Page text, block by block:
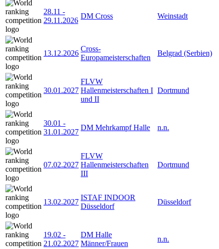
28.11 -
29.11.2026
DM Cross Weinstadt
13.12.2026
Cross-
Europameisterschaften
Belgrad (Serbien)
30.01.2027
FLVW
Hallenmeisterschaften I
und II
Dortmund
30.01 -
31.01.2027
DM Mehrkampf Halle n.n.
07.02.2027
FLVW
Hallenmeisterschaften
III
Dortmund
13.02.2027
ISTAF INDOOR
Düsseldorf
Düsseldorf
19.02 -
21.02.2027
DM Halle
Männer/Frauen
n.n.